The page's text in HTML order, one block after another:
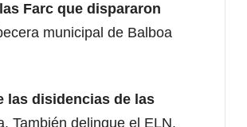
Farc que dispararon
municipal de Balboa
las disidencias de las
También delinque el ELN.